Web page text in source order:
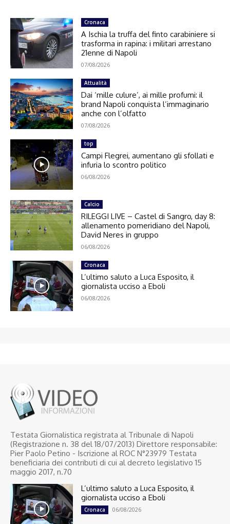
Cronaca
A Ischia la truffa del finto carabiniere si
trasforma in rapina: i militari arrestano
21enne di Napoli
07/08/2026
Attualità
Dai ‘mille culure’, ai mille profumi: il
brand Napoli conquista l’immaginario
anche con l’olfatto
07/08/2026
top
Campi Flegrei, aumentano gli sfollati e
infuria lo scontro politico
06/08/2026
Calcio
RILEGGI LIVE – Castel di Sangro, day 8:
allenamento pomeridiano del Napoli,
David Neres in gruppo
06/08/2026
Cronaca
L’ultimo saluto a Luca Esposito, il
giornalista ucciso a Eboli
06/08/2026
Testata Giornalistica registrata al Tribunale di Napoli
(Registrazione n. 38 del 18/07/2013) Direttore responsabile:
Pier Paolo Petino - Iscrizione al ROC N°23979 Testata
beneficiaria dei contributi di cui al decreto legislativo 15
maggio 2017, n.70
L’ultimo saluto a Luca Esposito, il
giornalista ucciso a Eboli
Cronaca 06/08/2026